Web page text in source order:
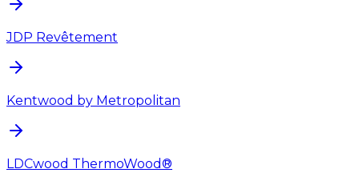
JDP Revêtement
Kentwood by Metropolitan
LDCwood ThermoWood®